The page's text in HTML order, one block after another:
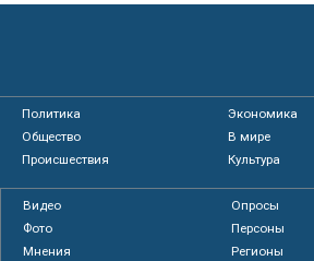
Политика
Экономика
Общество
В мире
Происшествия
Культура
Видео
Опросы
Фото
Персоны
Мнения
Регионы